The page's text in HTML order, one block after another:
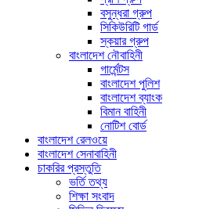
বসুন্ধরা গ্রুপ
সিকিউরিটি গার্ড
স্কয়ার গ্রুপ
বাংলাদেশ নৌবাহিনী
গার্মেন্টস
বাংলাদেশ পুলিশ
বাংলাদেশ ব্যাংক
বিমান বাহিনী
নোটিশ বোর্ড
বাংলাদেশ রেলওয়ে
বাংলাদেশ সেনাবাহিনী
চাকরির প্রস্তুতি
ভর্তি তথ্য
শিক্ষা সংবাদ